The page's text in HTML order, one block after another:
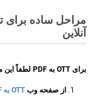
آنلاین
برای OTT به PDF لطفاً این
از صفحه وب OTT به PDF